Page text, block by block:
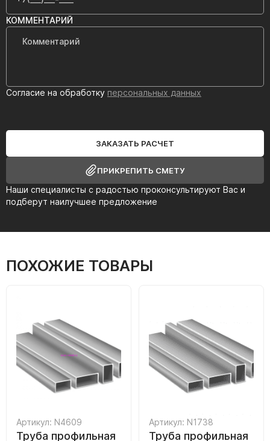
Наши специалисты с радостью проконсультируют Вас и
подберут наилучшее предложение
КОММЕНТАРИЙ
Согласие на обработку персональных данных
ЗАКАЗАТЬ РАСЧЕТ
ПРИКРЕПИТЬ СМЕТУ
ПОХОЖИЕ ТОВАРЫ
Артикул: N4609
Труба профильная
Артикул: N1738
Труба профильная